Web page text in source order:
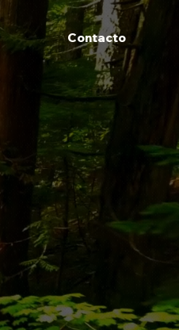
Contacto